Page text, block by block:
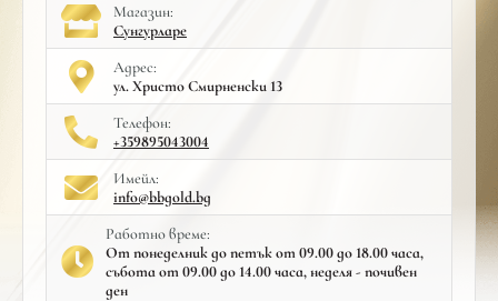
Mагазин:
Сунгурларе
Адрес:
ул. Христо Смирненски 13
Телефон:
+359895043004
Имейл:
info@bbgold.bg
Работно време:
От понеделник до петък от 09.00 до 18.00 часа,
събота от 09.00 до 14.00 часа, неделя - почивен
ден